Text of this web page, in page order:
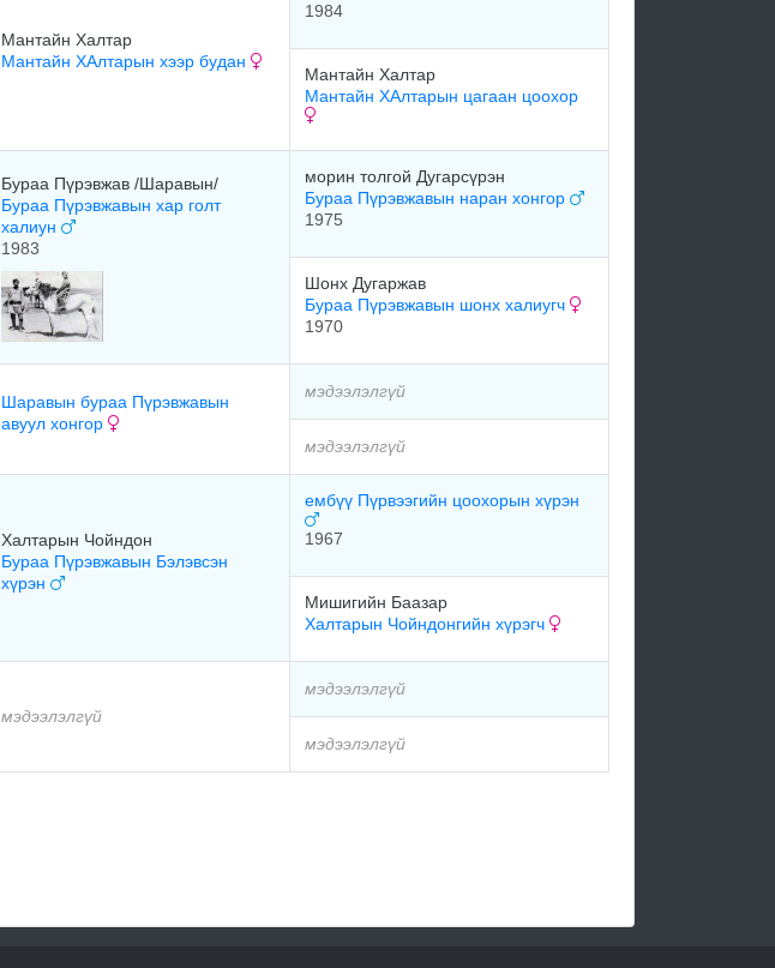
Мантайн Халтар
Мантайн ХАлтарын хээр будан
1984
Мантайн Халтар
Мантайн ХАлтарын цагаан цоохор
Бураа Пүрэвжав /Шаравын/
Бураа Пүрэвжавын хар голт
халиун
1983
морин толгой Дугарсүрэн
Бураа Пүрэвжавын наран хонгор
1975
Шонх Дугаржав
Бураа Пүрэвжавын шонх халиугч
1970
Шаравын бураа Пүрэвжавын
авуул хонгор
мэдээлэлгүй
мэдээлэлгүй
Халтарын Чойндон
Бураа Пүрэвжавын Бэлэвсэн
хүрэн
ембүү Пүрвээгийн цоохорын хүрэн
1967
Мишигийн Баазар
Халтарын Чойндонгийн хүрэгч
мэдээлэлгүй
мэдээлэлгүй
мэдээлэлгүй